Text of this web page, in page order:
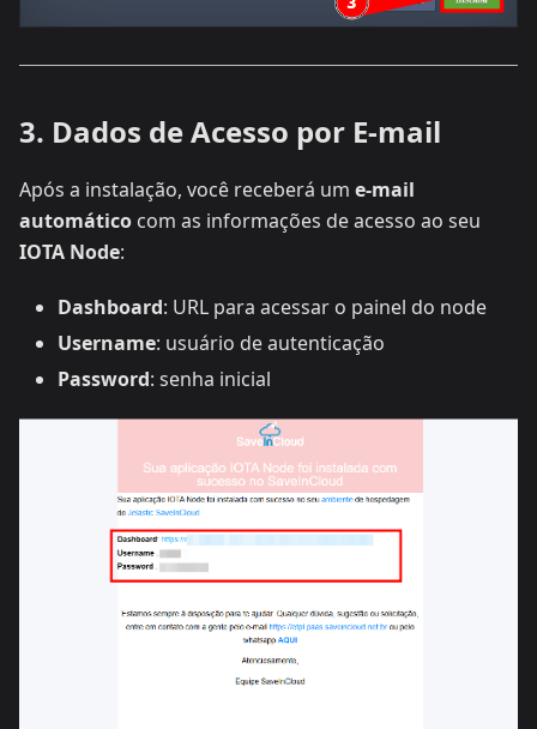
3. Dados de Acesso por E-mail
Após a instalação, você receberá um e-mail
automático com as informações de acesso ao seu
IOTA Node:
Dashboard: URL para acessar o painel do node
Username: usuário de autenticação
Password: senha inicial